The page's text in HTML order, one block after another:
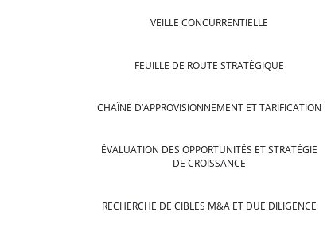
VEILLE CONCURRENTIELLE
FEUILLE DE ROUTE STRATÉGIQUE
CHAÎNE D’APPROVISIONNEMENT ET TARIFICATION
ÉVALUATION DES OPPORTUNITÉS ET STRATÉGIE
DE CROISSANCE
RECHERCHE DE CIBLES M&A ET DUE DILIGENCE